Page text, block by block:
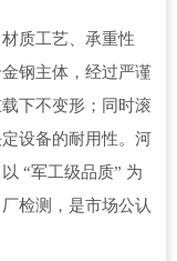
质工艺、承重性
钢主体，经过严谨
下不变形；同时滚
设备的耐用性。河
“军工级品质” 为
检测，是市场公认